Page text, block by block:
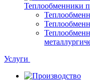
Теплообменники
Услуги